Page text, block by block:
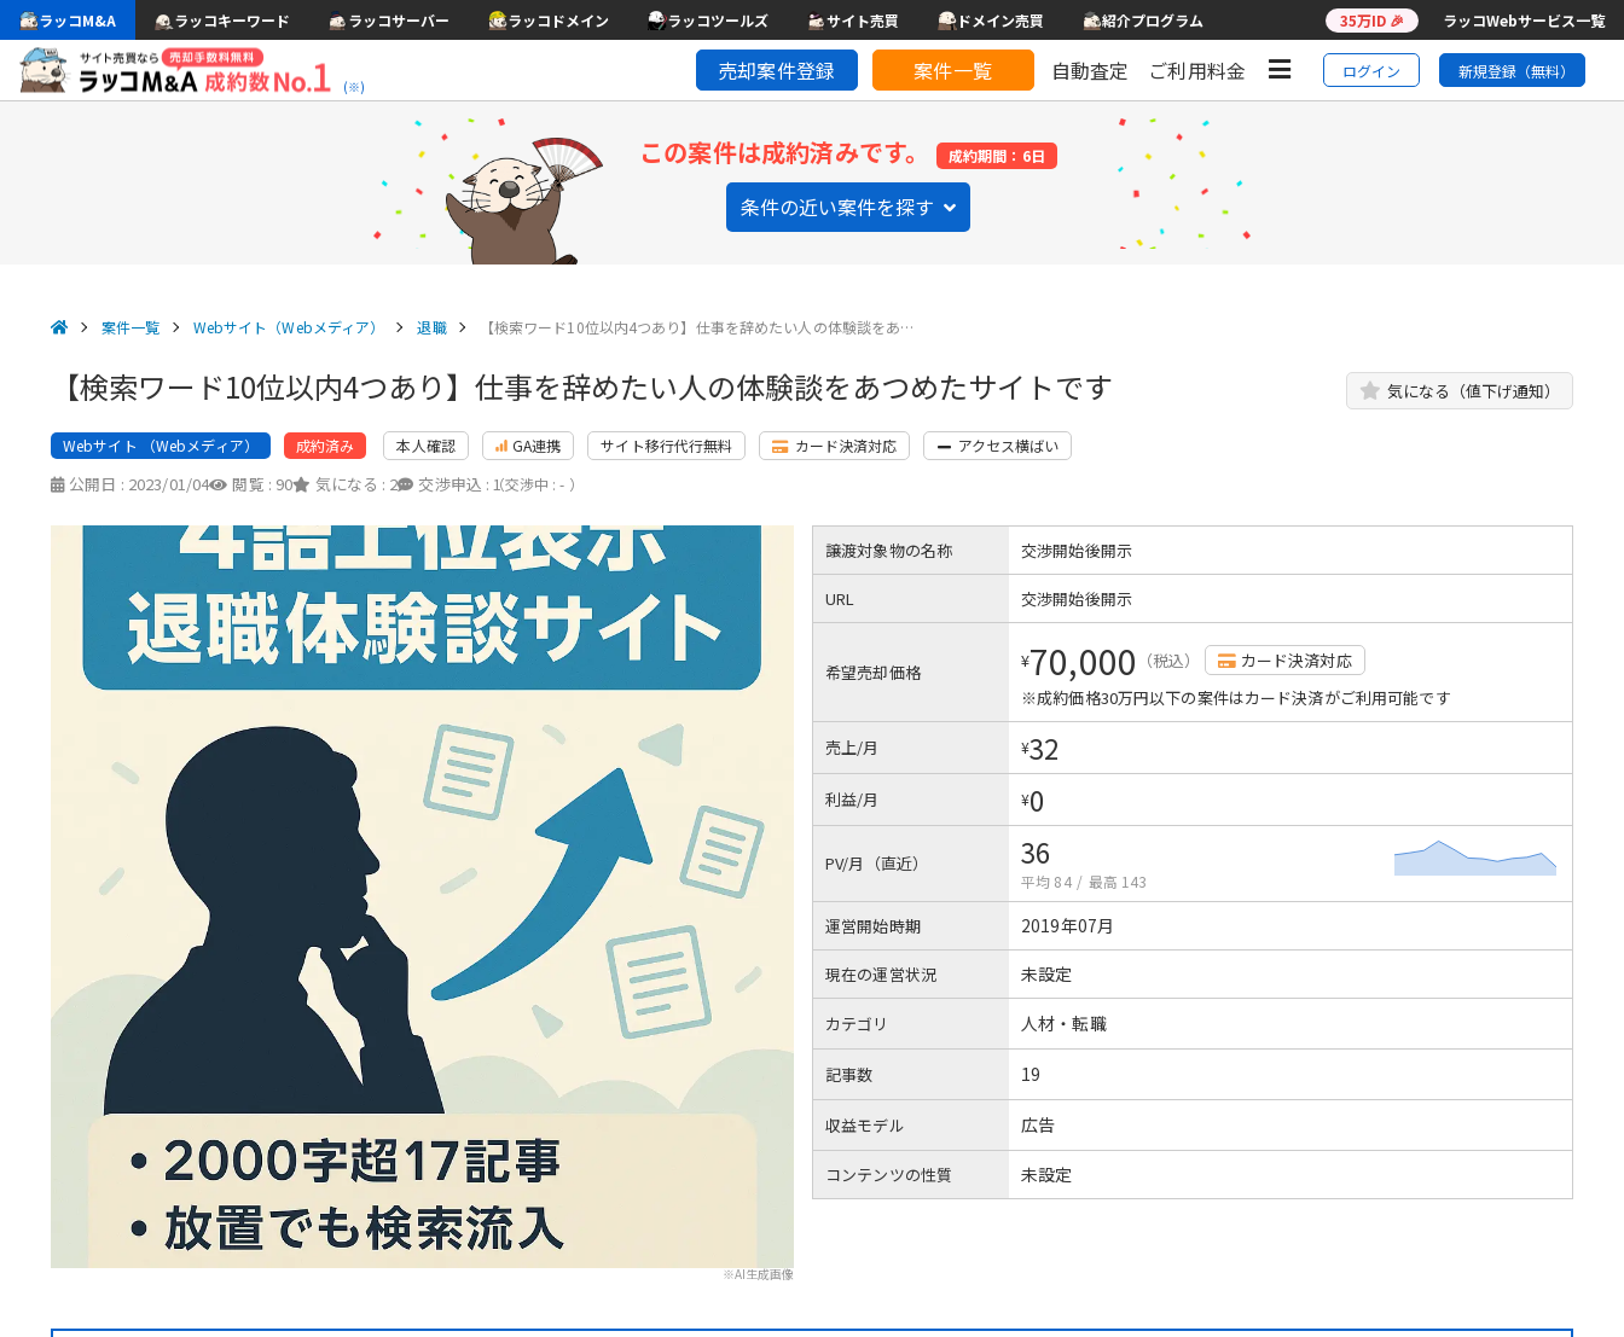
ラッコM&A ラッコキーワード ラッコサーバー ラッコドメイン ラッコツールズ サイト売買 ドメイン売買 紹介プログラム 35万ID 🎉 ラッコWebサービス一覧
(※)
売却案件登録 案件一覧 自動査定 ご利用料金 ログイン 新規登録（無料）
この案件は成約済みです。 成約期間：6日
条件の近い案件を探す
案件一覧 Webサイト（Webメディア） 退職 【検索ワード10位以内4つあり】仕事を辞めたい人の体験談をあ…
【検索ワード10位以内4つあり】仕事を辞めたい人の体験談をあつめたサイトです 気になる（値下げ通知）
Webサイト （Webメディア） 成約済み 本人確認 GA連携 サイト移行代行無料 カード決済対応 アクセス横ばい
公開日 : 2023/01/04 閲覧 : 90 気になる : 2 交渉申込 : 1
（交渉中 : - ）
※AI生成画像
譲渡対象物の名称 交渉開始後開示
URL 交渉開始後開示
希望売却価格 ¥70,000 （税込）
カード決済対応
※成約価格30万円以下の案件はカード決済がご利用可能です
売上/月 ¥32
利益/月 ¥0
PV/月（直近） 36
平均 84 / 最高 143
運営開始時期 2019年07月
現在の運営状況 未設定
カテゴリ 人材・転職
記事数 19
収益モデル 広告
コンテンツの性質 未設定